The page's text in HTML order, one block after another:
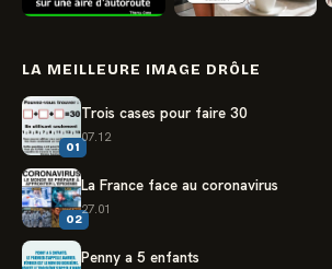
LA MEILLEURE IMAGE DRÔLE
01
Trois cases pour faire 30
07.12
02
La France face au coronavirus
27.01
Penny a 5 enfants